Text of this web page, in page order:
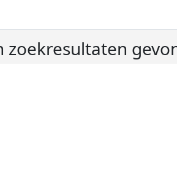
zoekresultaten